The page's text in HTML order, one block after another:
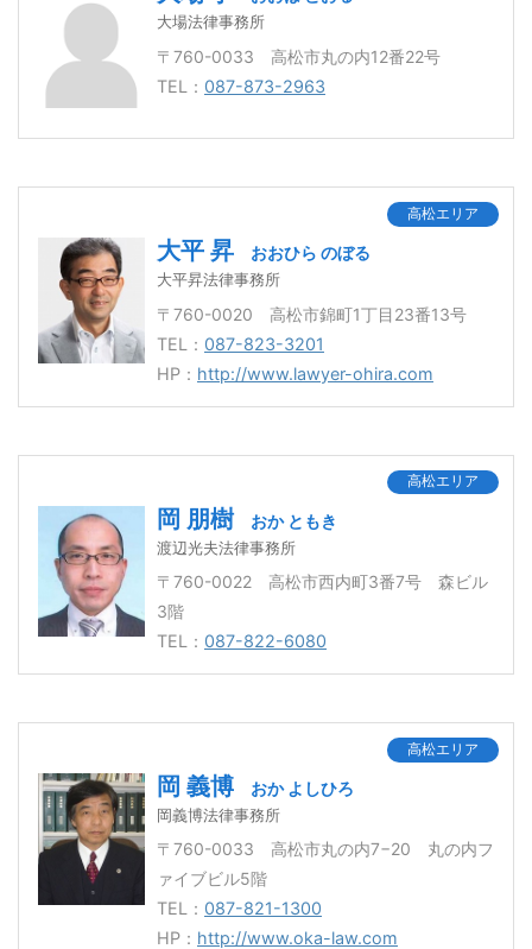
大場法律事務所
〒760-0033 高松市丸の内12番22号
TEL： 087-873-2963
高松エリア
大平 昇 おおひら のぼる
大平昇法律事務所
〒760-0020 高松市錦町1丁目23番13号
TEL： 087-823-3201
HP： http://www.lawyer-ohira.com
高松エリア
岡 朋樹 おか ともき
渡辺光夫法律事務所
〒760-0022 高松市西内町3番7号 森ビル
3階
TEL： 087-822-6080
高松エリア
岡 義博 おか よしひろ
岡義博法律事務所
〒760-0033 高松市丸の内7−20 丸の内フ
ァイブビル5階
TEL： 087-821-1300
HP： http://www.oka-law.com